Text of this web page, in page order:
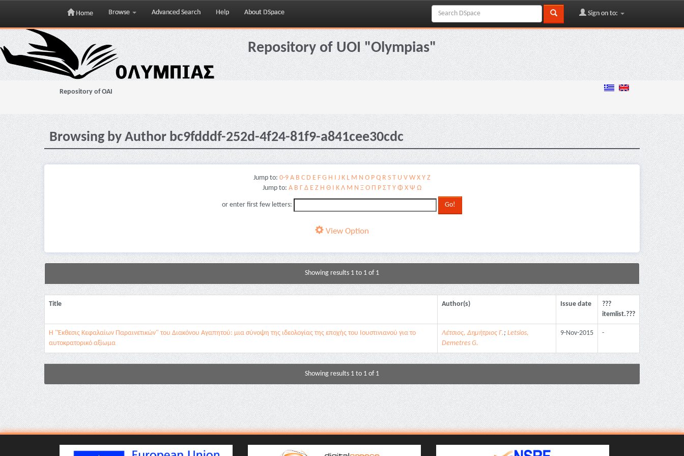
Skip
navigation
Home Browse Advanced Search Help About DSpace Sign on to:
Repository of UOI "Olympias"
Repository of OAI
Browsing by Author bc9fdddf-252d-4f24-81f9-a841cee30cdc
Jump to: 0-9 A B C D E F G H I J K L M N O P Q R S T U V W X Y Z
Jump to: Α Β Γ Δ Ε Ζ Η Θ Ι Κ Λ Μ Ν Ξ Ο Π Ρ Σ Τ Υ Φ Χ Ψ Ω
or enter first few letters:
View Option
Showing results 1 to 1 of 1
Title Author(s) Issue date
???
itemlist.???
Η "Έκθεσις Κεφαλαίων Παραινετικών" του Διακόνου Αγαπητού: μια σύνοψη της ιδεολογίας της εποχής του Ιουστινιανού για το
αυτοκρατορικό αξίωμα
Λέτσιος, Δημήτριος Γ.; Letsios,
Demetres G.
9-Nov-2015 -
Showing results 1 to 1 of 1